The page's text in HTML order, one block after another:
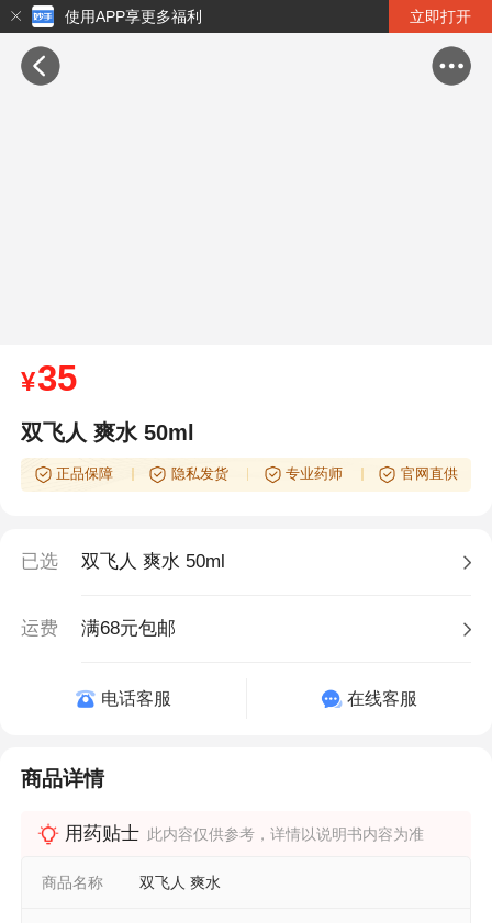
使用APP享更多福利 立即打开
¥35
双飞人 爽水 50ml
正品保障 隐私发货 专业药师 官网直供
已选 双飞人 爽水 50ml
运费 满68元包邮
电话客服 在线客服
商品详情
用药贴士 此内容仅供参考，详情以说明书内容为准
商品名称 双飞人 爽水